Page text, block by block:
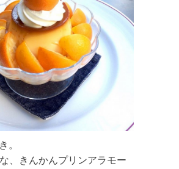
。
、きんかんプリンアラモー